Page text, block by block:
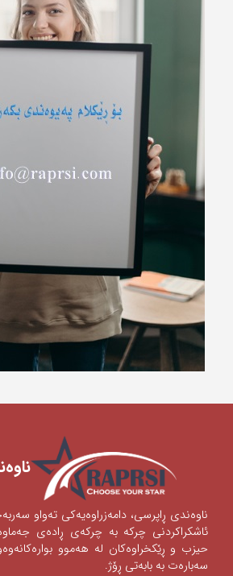
ناوه‌ندی‌ ڕاپرسی‌، دامه‌زراوه‌یه‌كی‌ ته‌واو
ئاشكراكردنی‌‌ چركه‌ به‌ چركه‌ی‌ ڕاده‌ی‌
حیزب و ڕێكخراوه‌كان له‌ هه‌موو
سه‌باره‌ت به‌ بابه‌تی‌ ڕۆژ.